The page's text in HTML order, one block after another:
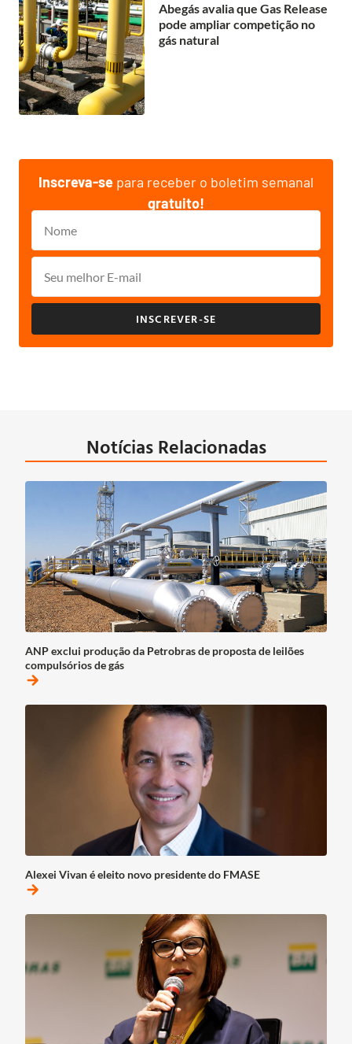
Abegás avalia que Gas Release
pode ampliar competição no
gás natural
Inscreva-se para receber o boletim semanal
gratuito!
INSCREVER-SE
Notícias Relacionadas
ANP exclui produção da Petrobras de proposta de leilões
compulsórios de gás
arrow_forward
Alexei Vivan é eleito novo presidente do FMASE
arrow_forward